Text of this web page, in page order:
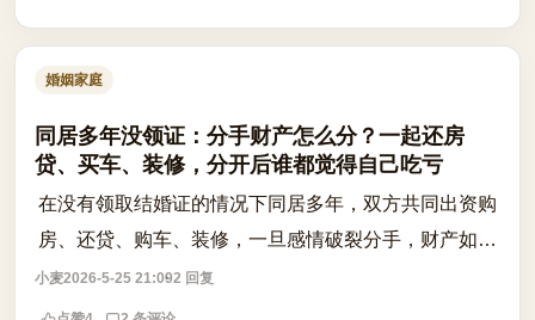
婚姻家庭
同居多年没领证：分手财产怎么分？一起还房
贷、买车、装修，分开后谁都觉得自己吃亏
在没有领取结婚证的情况下同居多年，双方共同出资购
房、还贷、购车、装修，一旦感情破裂分手，财产如何
分割？这是许多同居情侣面临的现实难题。根据现行法
律，未登记结婚的男女不属于夫妻关系，...
小麦2026-5-25 21:092 回复